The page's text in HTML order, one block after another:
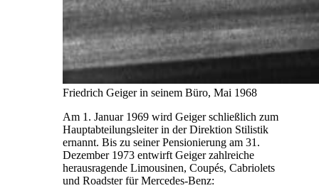
Friedrich Geiger in seinem Büro, Mai 1968
Am 1. Januar 1969 wird Geiger schließlich zum
Hauptabteilungsleiter in der Direktion Stilistik
ernannt. Bis zu seiner Pensionierung am 31.
Dezember 1973 entwirft Geiger zahlreiche
herausragende Limousinen, Coupés, Cabriolets
und Roadster für Mercedes-Benz: